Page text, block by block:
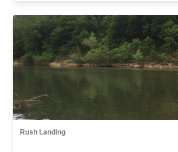
Rush Landing